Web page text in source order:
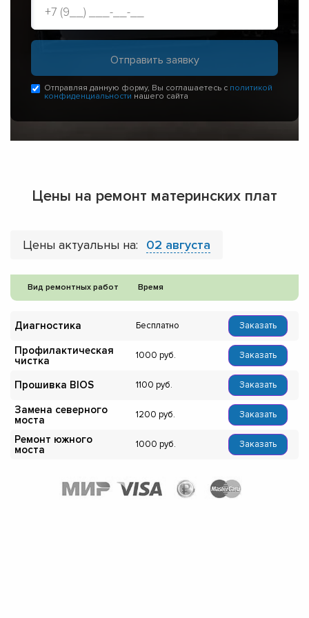
Отправляя данную форму, Вы соглашаетесь с политикой
конфиденциальности нашего сайта
Цены на ремонт материнских плат
Цены актуальны на: 02 августа
Вид ремонтных работ Время
Диагностика Бесплатно Заказать
Профилактическая
чистка
1000 Заказать
Прошивка BIOS 1100 Заказать
Замена северного
моста
1200 Заказать
Ремонт южного
моста
1000 Заказать